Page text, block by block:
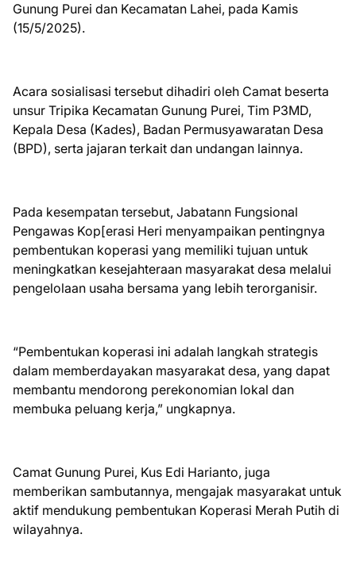
Gunung Purei dan Kecamatan Lahei, pada Kamis
(15/5/2025).
Acara sosialisasi tersebut dihadiri oleh Camat beserta
unsur Tripika Kecamatan Gunung Purei, Tim P3MD,
Kepala Desa (Kades), Badan Permusyawaratan Desa
(BPD), serta jajaran terkait dan undangan lainnya.
Pada kesempatan tersebut, Jabatann Fungsional
Pengawas Kop[erasi Heri menyampaikan pentingnya
pembentukan koperasi yang memiliki tujuan untuk
meningkatkan kesejahteraan masyarakat desa melalui
pengelolaan usaha bersama yang lebih terorganisir.
“Pembentukan koperasi ini adalah langkah strategis
dalam memberdayakan masyarakat desa, yang dapat
membantu mendorong perekonomian lokal dan
membuka peluang kerja,” ungkapnya.
Camat Gunung Purei, Kus Edi Harianto, juga
memberikan sambutannya, mengajak masyarakat untuk
aktif mendukung pembentukan Koperasi Merah Putih di
wilayahnya.